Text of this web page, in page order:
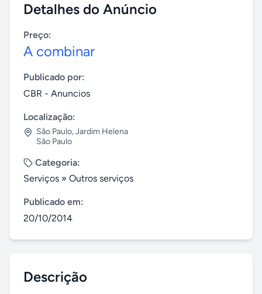
Detalhes do Anúncio
Preço:
A combinar
Publicado por:
CBR - Anuncios
Localização:
São Paulo,Jardim Helena
São Paulo
Categoria:
Serviços » Outros serviços
Publicado em:
20/10/2014
Descrição